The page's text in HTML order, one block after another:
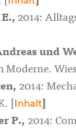
, 2014:
und
Moderne.
, 2014:
[ Inhalt
P., 2014: